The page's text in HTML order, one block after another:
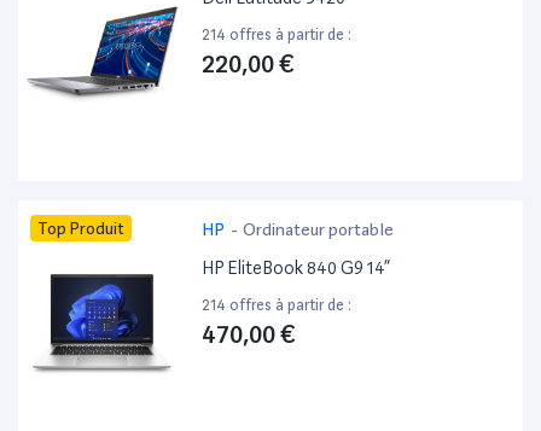
214 offres à partir de :
220,00 €
Top Produit HP - Ordinateur portable
HP EliteBook 840 G9 14”
214 offres à partir de :
470,00 €